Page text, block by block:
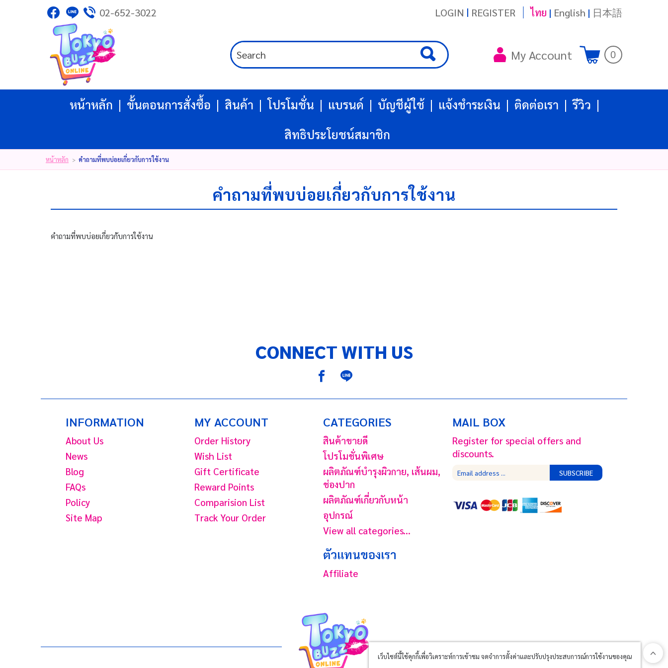
ไทย | English | 日本語
My Wishlist( 0 )
ขั้นตอนการสั่งซื้อ
ติดต่อเรา รีวิว
02-652-3022 ไทย | English | 日本語
LOGIN | REGISTER
My Account 0
หน้าหลัก ขั้นตอนการสั่งซื้อ สินค้า โปรโมชั่น แบรนด์ บัญชีผู้ใช้ แจ้งชำระเงิน ติดต่อเรา
รีวิว
สิทธิประโยชน์สมาชิก
หน้าหลัก > คำถามที่พบบ่อยเกี่ยวกับการใช้งาน
คำถามที่พบบ่อยเกี่ยวกับการใช้งาน
คำถามที่พบบ่อยเกี่ยวกับการใช้งาน
CONNECT WITH US
INFORMATION
About Us
News
Blog
FAQs
Policy
Site Map
MY ACCOUNT
Order History
Wish List
Gift Certificate
Reward Points
Comparision List
Track Your Order
CATEGORIES
สินค้าขายดี
โปรโมชั่นพิเศษ
ผลิตภัณฑ์บํารุงผิวกาย, เส้นผม,
ช่องปาก
ผลิตภัณฑ์เกี่ยวกับหน้า
อุปกรณ์
View all categories...
ตัวแทนของเรา
Affiliate
MAIL BOX
Register for special offers and
discounts.
SUBSCRIBE
เว็บไซต์นี้ใช้คุกกี้เพื่อวิเคราะห์การเข้าชม จดจำการตั้งค่าและปรับปรุงประสบการณ์การใช้งานของคุณ